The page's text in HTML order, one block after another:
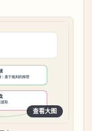
查看大图